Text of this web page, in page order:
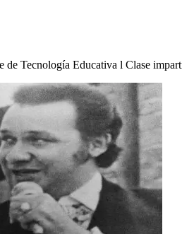
de Tecnología Educativa l Clase